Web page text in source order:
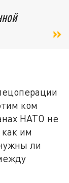
ком
НАТО не
им
ли